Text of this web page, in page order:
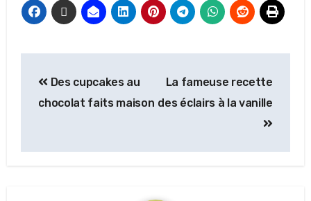
Des cupcakes au
chocolat faits maison
La fameuse recette
des éclairs à la vanille